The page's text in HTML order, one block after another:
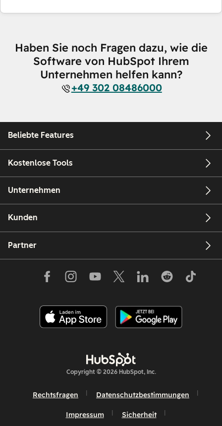
Haben Sie noch Fragen dazu, wie die
Software von HubSpot Ihrem
Unternehmen helfen kann?
+49 302 08486000
Beliebte Features
Kostenlose Tools
Unternehmen
Kunden
Partner
Copyright © 2026 HubSpot, Inc.
Rechtsfragen Datenschutzbestimmungen
Impressum Sicherheit